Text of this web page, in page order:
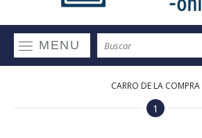
MENU
CARRO DE LA COMPRA
1